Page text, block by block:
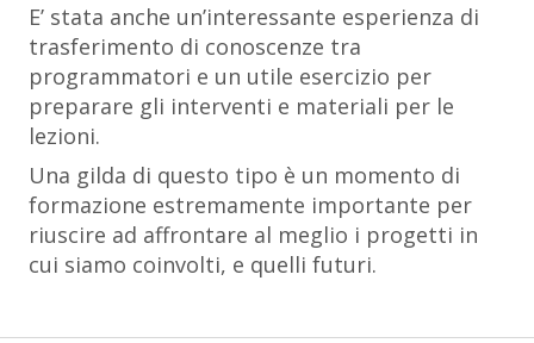
E’ stata anche un’interessante esperienza di
trasferimento di conoscenze tra
programmatori e un utile esercizio per
preparare gli interventi e materiali per le
lezioni.
Una gilda di questo tipo è un momento di
formazione estremamente importante per
riuscire ad affrontare al meglio i progetti in
cui siamo coinvolti, e quelli futuri.